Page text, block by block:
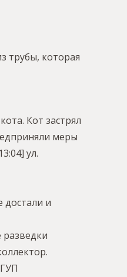
трубы, которая
Кот застрял
меры
ул.
и